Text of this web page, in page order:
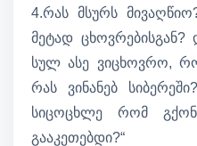
4.რას მსურს
მეტად
სულ ასე ვიცხოვრო,
რას ვინანებ
სიცოცხლე რომ
გააკეთებდი?“